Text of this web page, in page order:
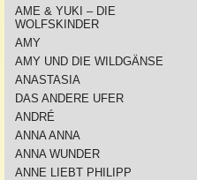
AME & YUKI – DIE
WOLFSKINDER
AMY
AMY UND DIE WILDGÄNSE
ANASTASIA
DAS ANDERE UFER
ANDRÉ
ANNA ANNA
ANNA WUNDER
ANNE LIEBT PHILIPP